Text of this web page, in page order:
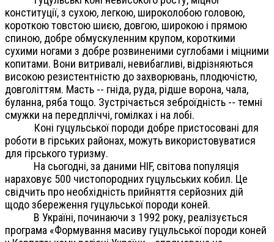
конституції, з сухою, легкою, широколобою головою,
короткою товстою шиєю, довгою, широкою і прямою
спиною, добре обмускуленним крупом, короткими
сухими ногами з добре розвиненими суглобами і міцними
копитами. Вони витривалі, невибагливі, відрізняються
високою резистентністю до захворювань, плодючістю,
довголіттям. Масть -- гніда, руда, рідше ворона, чала,
буланна, ряба тощо. Зустрічається зеброїдність -- темні
смужки на передпліччі, гомілках і на лобі.
Коні гуцульської породи добре пристосовані для
роботи в гірських районах, можуть використовуватися
для гірського туризму.
На сьогодні, за даними HIF, світова популяція
нараховує 500 чистопородних гуцульських кобил. Це
свідчить про необхідність прийняття серйозних дій
щодо збереження гуцульської породи коней.
В Україні, починаючи з 1992 року, реалізується
програма «Формування масиву гуцульської породи коней